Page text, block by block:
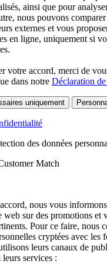
ainsi que pour
nous pouvons
externes et vous
en ligne, uniquement si
votre accord, merci de
dans notre Déclaration
uniquement
des données
Match
nous vous
web sur des promotions et
Pour ce faire, nous
cryptées avec les
leurs canaux de
services :